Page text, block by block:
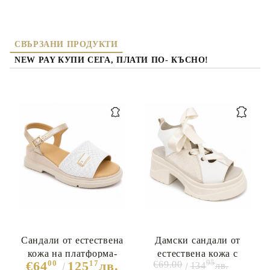
СВЪРЗАНИ ПРОДУКТИ
NEW PAY КУПИ СЕГА, ПЛАТИ ПО- КЪСНО!
Сандали от естествена
кожа на платформа-
Greta White 12044
€6400 12517лв.
Дамски сандали от
естествена кожа с
платформа- Melisa
€69.00 13495лв.